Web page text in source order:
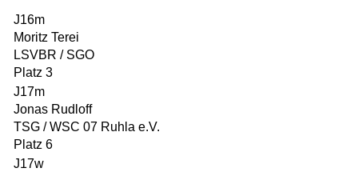
J16m
Moritz Terei
LSVBR / SGO
Platz 3
J17m
Jonas Rudloff
TSG / WSC 07 Ruhla e.V.
Platz 6
J17w